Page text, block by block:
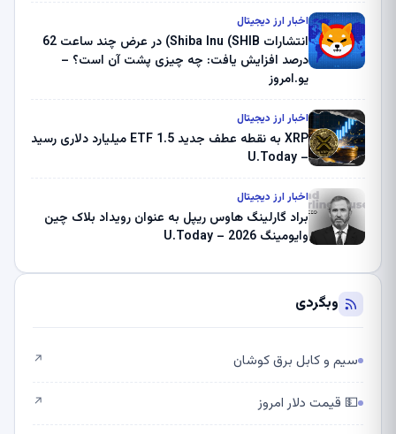
ثبت کرد – گزارش کریپتو صبح – U.Today
اخبار ارز دیجیتال
انتشارات Shiba Inu (SHIB) در عرض چند ساعت 62
درصد افزایش یافت: چه چیزی پشت آن است؟ –
یو.امروز
اخبار ارز دیجیتال
XRP به نقطه عطف جدید ETF 1.5 میلیارد دلاری رسید
– U.Today
اخبار ارز دیجیتال
براد گارلینگ هاوس ریپل به عنوان رویداد بلاک چین
وایومینگ 2026 – U.Today
وبگردی
سیم و کابل برق کوشان ↗
💵 قیمت دلار امروز ↗